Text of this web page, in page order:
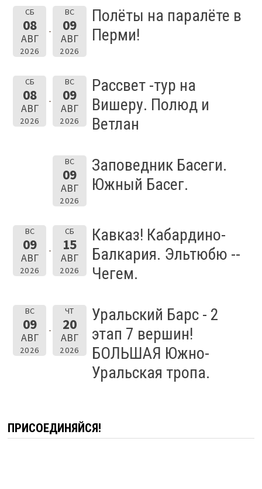
СБ
08
АВГ
2026
ВС
09
АВГ
2026
Полёты на паралёте в
Перми!
СБ
08
АВГ
2026
ВС
09
АВГ
2026
Рассвет -тур на
Вишеру. Полюд и
Ветлан
ВС
09
АВГ
2026
Заповедник Басеги.
Южный Басег.
ВС
09
АВГ
2026
СБ
15
АВГ
2026
Кавказ! Кабардино-
Балкария. Эльтюбю --
Чегем.
ВС
09
АВГ
2026
ЧТ
20
АВГ
2026
Уральский Барс - 2
этап 7 вершин!
БОЛЬШАЯ Южно-
Уральская тропа.
ПРИСОЕДИНЯЙСЯ!